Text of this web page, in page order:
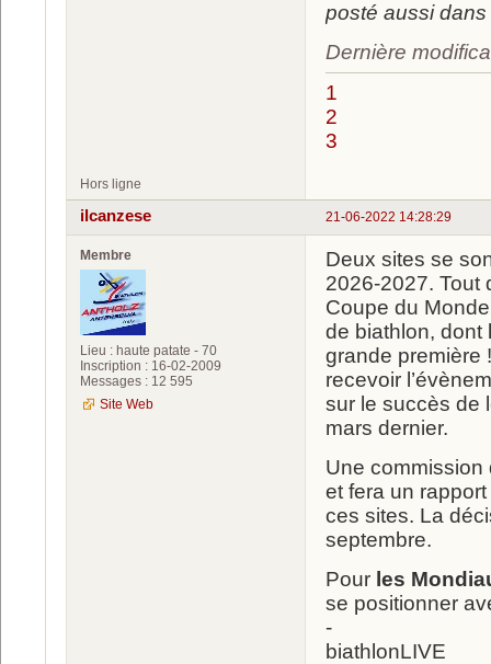
posté aussi
Dernière
1
2
3
Hors ligne
21-06-2022 14:28:29
ilcanzese
Membre
Lieu : haute patate - 70
Inscription : 16-02-2009
Messages : 12 595
Site Web
Deux sites se
2026-2027. Tout
Coupe du
de biathlon,
grande première
recevoir
sur le succès de
mars dernier.
Une commission
et fera un
ces sites. La
septembre.
Pour les
se positionner
-
biathlonLIVE